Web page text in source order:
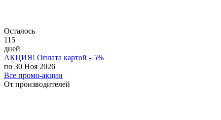
Осталось
115
дней
АКЦИЯ! Оплата картой - 5%
по 30 Ноя 2026
Все промо-акции
От производителей